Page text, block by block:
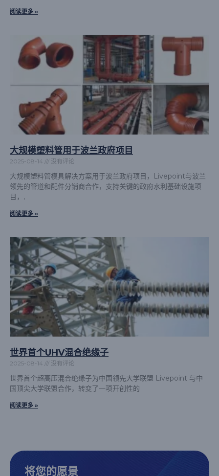
阅读更多 »
大规模塑料管用于波兰政府项目
2025-08-14 没有评论
大规模塑料管模具解决方案用于波兰政府项目，Livepoint与波兰
领先的管道和配件分销商合作，支持关键的政府水利基础设施项
目，,
阅读更多 »
世界首个UHV混合绝缘子
2025-08-14 没有评论
世界首个超高压混合绝缘子为中国领先大学联盟 Livepoint 与中
国顶尖大学联盟合作，转变了一项开创性的
阅读更多 »
将您的愿景